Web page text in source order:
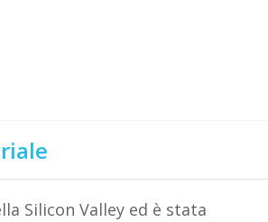
Silicon Valley ed è stata